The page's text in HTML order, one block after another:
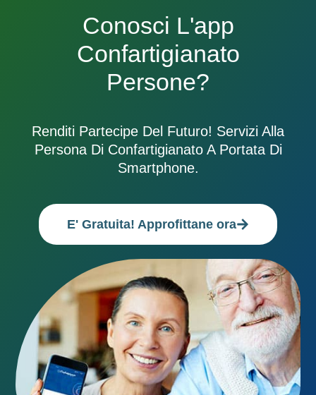
Conosci L'app
Confartigianato
Persone?
Renditi Partecipe Del Futuro! Servizi Alla
Persona Di Confartigianato A Portata Di
Smartphone.
E' Gratuita! Approfittane ora